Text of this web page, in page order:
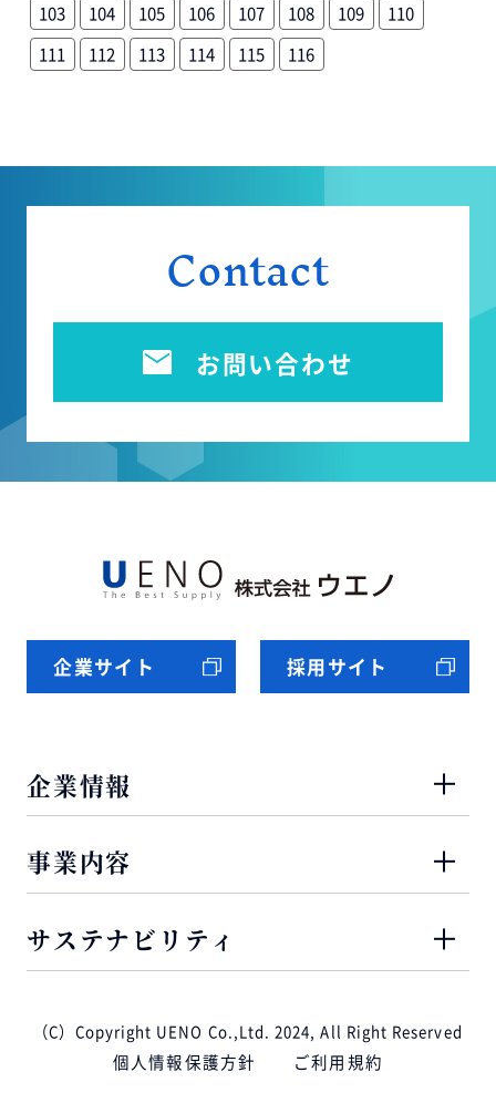
103
104 105 106 107 108 109
110
111
112 113 114 115 116
Contact
お問い合わせ
企業サイト 採用サイト
企業情報
事業内容
サステナビリティ
（C）Copyright UENO Co.,Ltd. 2024, All Right Reserved
個人情報保護方針 ご利用規約